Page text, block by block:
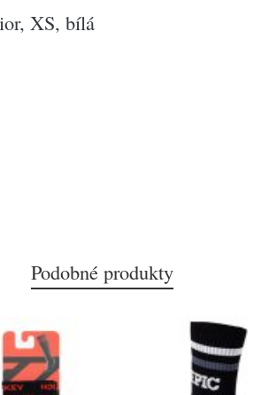
XS, bílá
Podobné produkty